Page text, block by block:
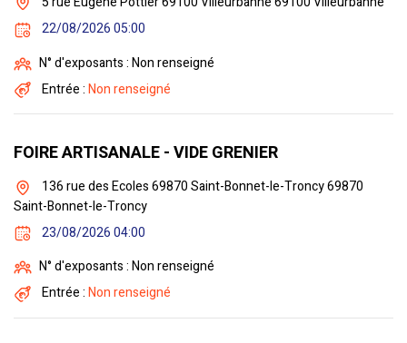
22/08/2026 05:00
N° d'exposants : Non renseigné
Entrée :Non renseigné
FOIRE ARTISANALE - VIDE GRENIER
136 rue des Ecoles 69870 Saint-Bonnet-le-Troncy 69870
Saint-Bonnet-le-Troncy
23/08/2026 04:00
N° d'exposants : Non renseigné
Entrée :Non renseigné